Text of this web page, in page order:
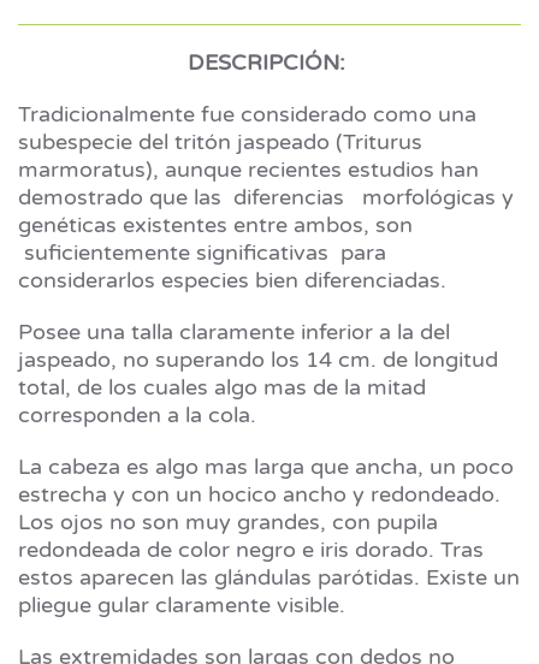
DESCRIPCIÓN:
Tradicionalmente fue considerado como una
subespecie del tritón jaspeado (Triturus
marmoratus), aunque recientes estudios han
demostrado que las diferencias morfológicas y
genéticas existentes entre ambos, son
suficientemente significativas para
considerarlos especies bien diferenciadas.
Posee una talla claramente inferior a la del
jaspeado, no superando los 14 cm. de longitud
total, de los cuales algo mas de la mitad
corresponden a la cola.
La cabeza es algo mas larga que ancha, un poco
estrecha y con un hocico ancho y redondeado.
Los ojos no son muy grandes, con pupila
redondeada de color negro e iris dorado. Tras
estos aparecen las glándulas parótidas. Existe un
pliegue gular claramente visible.
Las extremidades son largas con dedos no